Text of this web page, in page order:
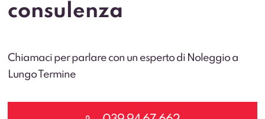
consulenza
Chiamaci per parlare con un esperto di Noleggio a
Lungo Termine